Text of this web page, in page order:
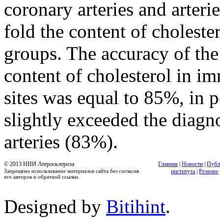
coronary arteries and
fold the content of
groups. The accuracy of
content of cholesterol in
sites was equal to 85%, in
slightly exceeded the
arteries (83%).
© 2013 НИИ Атеросклероза
Запрещено использование материалов сайта без согласия
его авторов и обратной ссылки.
Главная |Новости |
института |Резюме
Designed by Bitihint.